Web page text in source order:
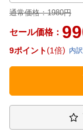
通常価格：1980円
セール価格：
9ポイント 1倍 内訳